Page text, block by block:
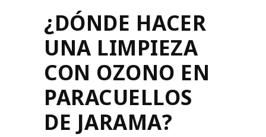
¿DÓNDE HACER
UNA LIMPIEZA
CON OZONO EN
PARACUELLOS
DE JARAMA?